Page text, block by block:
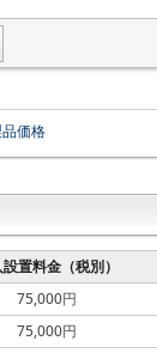
価格
置料金（税別）
75,000円
75,000円